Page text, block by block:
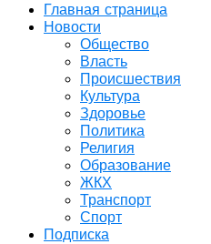
Главная страница
Новости
Общество
Власть
Происшествия
Культура
Здоровье
Политика
Религия
Образование
ЖКХ
Транспорт
Спорт
Подписка